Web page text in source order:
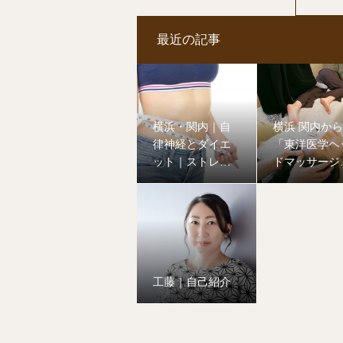
最近の記事
横浜・関内｜自
律神経とダイエ
ット｜ストレス
とホルモンの関
横浜 関内から
「東洋医学ヘ
ドマッサージ
と「推拿整体
工藤｜自己紹介